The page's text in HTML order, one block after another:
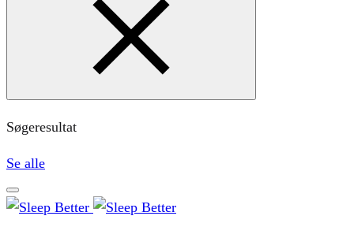
Søgeresultat
Se alle